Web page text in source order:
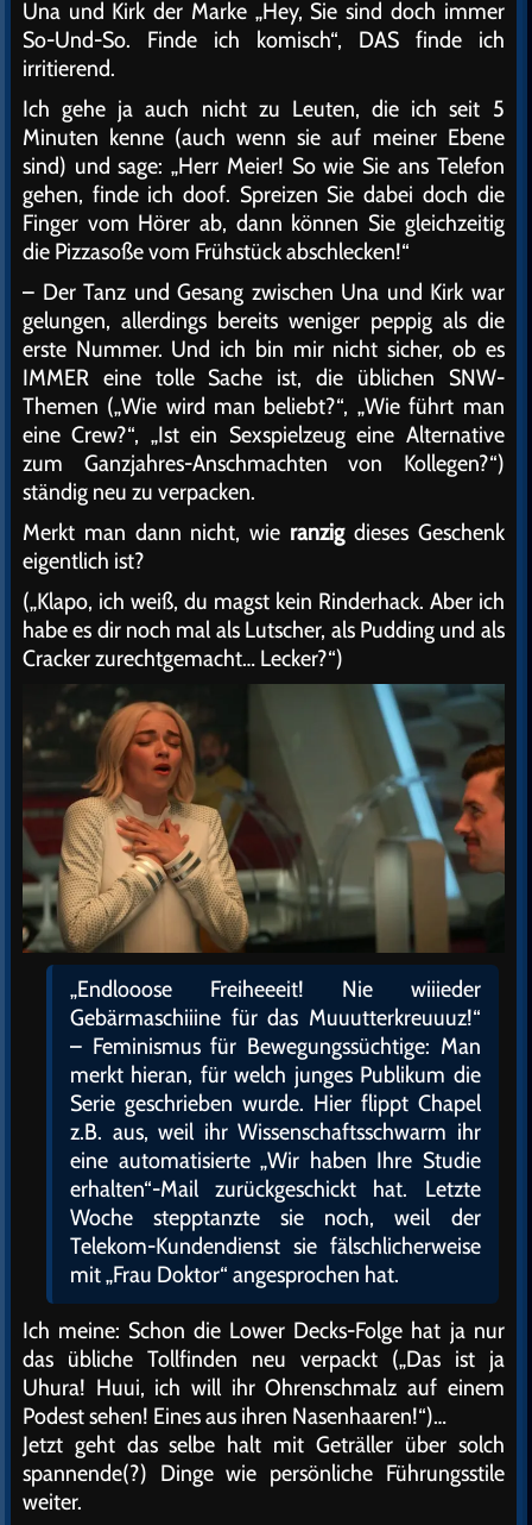
Una und Kirk der Marke „Hey, Sie sind doch immer
So-Und-So. Finde ich komisch“, DAS finde ich
irritierend.
Ich gehe ja auch nicht zu Leuten, die ich seit 5
Minuten kenne (auch wenn sie auf meiner Ebene
sind) und sage: „Herr Meier! So wie Sie ans Telefon
gehen, finde ich doof. Spreizen Sie dabei doch die
Finger vom Hörer ab, dann können Sie gleichzeitig
die Pizzasoße vom Frühstück abschlecken!“
– Der Tanz und Gesang zwischen Una und Kirk war
gelungen, allerdings bereits weniger peppig als die
erste Nummer. Und ich bin mir nicht sicher, ob es
IMMER eine tolle Sache ist, die üblichen SNW-
Themen („Wie wird man beliebt?“, „Wie führt man
eine Crew?“, „Ist ein Sexspielzeug eine Alternative
zum Ganzjahres-Anschmachten von Kollegen?“)
ständig neu zu verpacken.
Merkt man dann nicht, wie ranzigdieses Geschenk
eigentlich ist?
(„Klapo, ich weiß, du magst kein Rinderhack. Aber ich
habe es dir noch mal als Lutscher, als Pudding und als
Cracker zurechtgemacht… Lecker?“)
„Endlooose Freiheeeit! Nie wiiieder
Gebärmaschiiine für das Muuutterkreuuuz!“
– Feminismus für Bewegungssüchtige: Man
merkt hieran, für welch junges Publikum die
Serie geschrieben wurde. Hier flippt Chapel
z.B. aus, weil ihr Wissenschaftsschwarm ihr
eine automatisierte „Wir haben Ihre Studie
erhalten“-Mail zurückgeschickt hat. Letzte
Woche stepptanzte sie noch, weil der
Telekom-Kundendienst sie fälschlicherweise
mit „Frau Doktor“ angesprochen hat.
Ich meine: Schon die Lower Decks-Folge hat ja nur
das übliche Tollfinden neu verpackt („Das ist ja
Uhura! Huui, ich will ihr Ohrenschmalz auf einem
Podest sehen! Eines aus ihren Nasenhaaren!“)…
Jetzt geht das selbe halt mit Geträller über solch
spannende(?) Dinge wie persönliche Führungsstile
weiter.